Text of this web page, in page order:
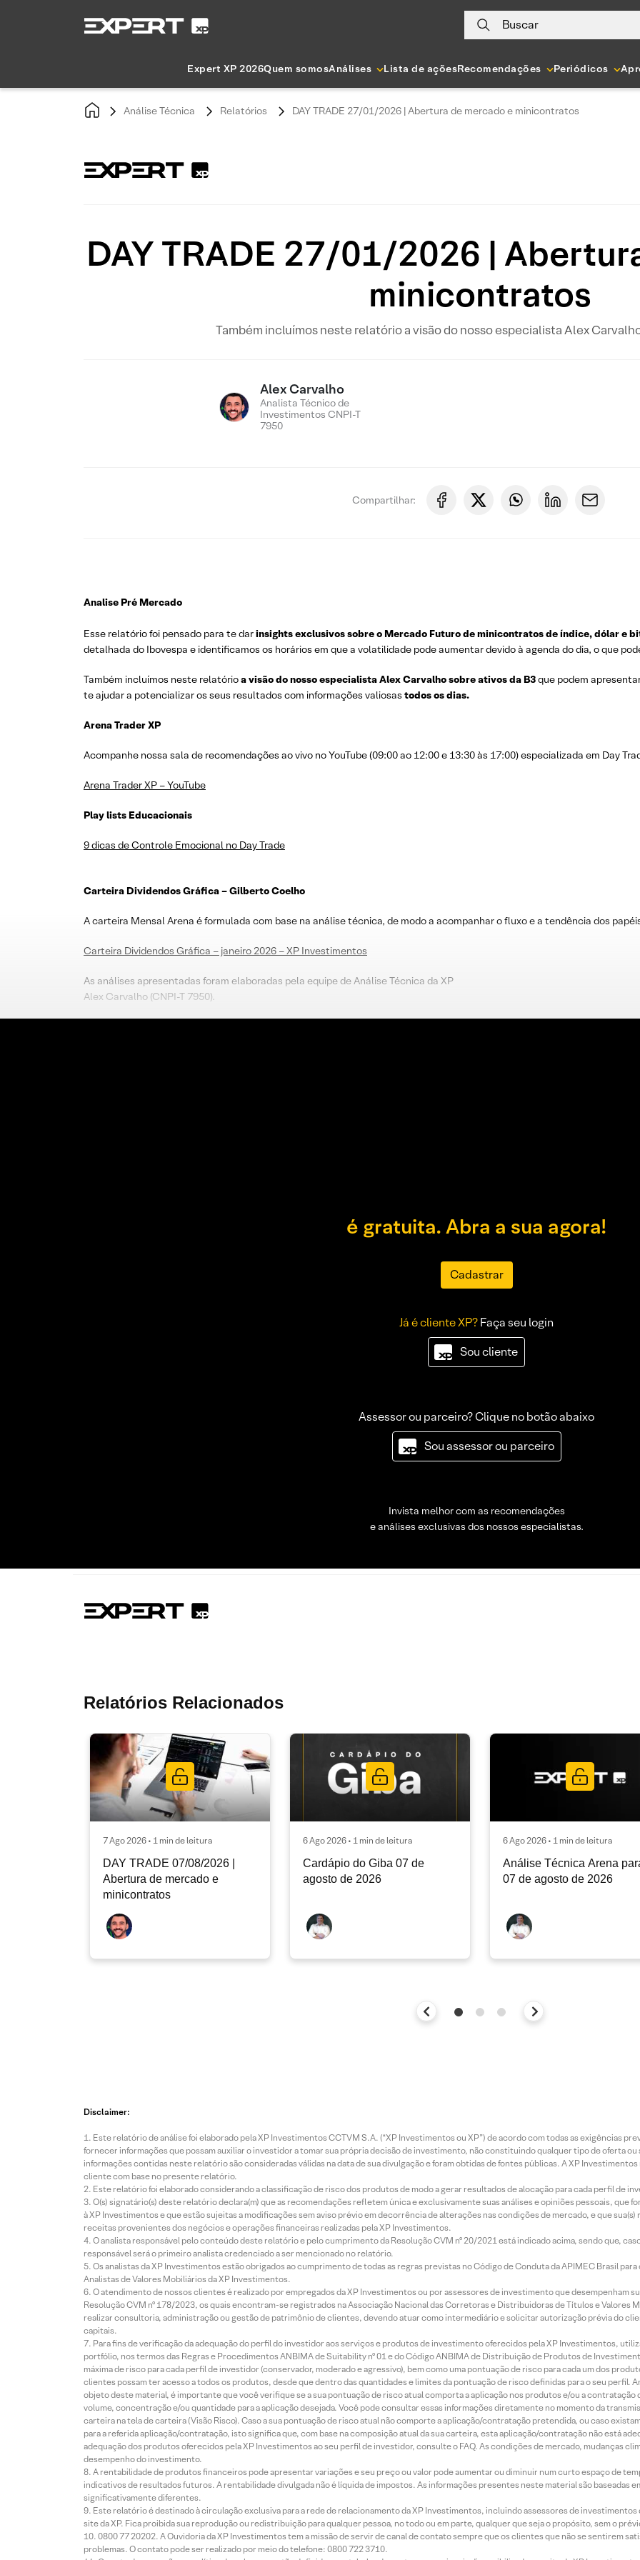
Buscar
Expert XP 2026Quem somosAnálises Lista de açõesRecomendações Periódicos
Análise Técnica Relatórios DAY TRADE 27/01/2026 | Abertura de mercado e minicontratos
DAY TRADE 27/01/2026 |
minicontratos
Também incluímos neste relatório a visão do nosso especialista Alex
Alex Carvalho
Analista Técnico de
Investimentos CNPI-T
7950
Compartilhar:
Analise Pré Mercado
Esse relatório foi pensado para te darinsights exclusivos sobre o Mercado Futuro de minicontratos de índice, dólar e
detalhada do Ibovespa e identificamos os horários em que a volatilidade pode aumentar devido à agenda do dia, o que
Também incluímos neste relatórioa visão do nosso especialista Alex Carvalho sobre ativos da B3que podem
te ajudar a potencializar os seus resultados com informações valiosas todos os dias.
Arena Trader XP
Acompanhe nossa sala de recomendações ao vivo no YouTube (09:00 ao 12:00 e 13:30 às 17:00) especializada em Day
Arena Trader XP – YouTube
Play lists Educacionais
9 dicas de Controle Emocional no Day Trade
Carteira Dividendos Gráfica – Gilberto Coelho
A carteira Mensal Arena é formulada com base na análise técnica, de modo a acompanhar o fluxo e a tendência dos
Carteira Dividendos Gráfica – janeiro 2026 – XP Investimentos
As análises apresentadas foram elaboradas pela equipe de Análise Técnica da XP
Alex Carvalho (CNPI-T 7950).
é gratuita. Abra a sua agora!
Cadastrar
Já é cliente XP?Faça seu login
Sou cliente
Assessor ou parceiro? Clique no botão abaixo
Sou assessor ou parceiro
Invista melhor com as recomendações
e análises exclusivas dos nossos especialistas.
Relatórios Relacionados
7 Ago 2026 • 1 min de leitura
DAY TRADE 07/08/2026 |
Abertura de mercado e
minicontratos
6 Ago 2026 • 1 min de leitura
Cardápio do Giba 07 de
agosto de 2026
6 Ago 2026 • 1 min de leitura
Análise Técnica Arena
07 de agosto de 2026
Disclaimer:
Este relatório de análise foi elaborado pela XP Investimentos CCTVM S.A. (“XP Investimentos ou XP”) de acordo com todas as exigências
fornecer informações que possam auxiliar o investidor a tomar sua própria decisão de investimento, não constituindo qualquer tipo de oferta
informações contidas neste relatório são consideradas válidas na data de sua divulgação e foram obtidas de fontes públicas. A XP
cliente com base no presente relatório.
Este relatório foi elaborado considerando a classificação de risco dos produtos de modo a gerar resultados de alocação para cada perfil de
O(s) signatário(s) deste relatório declara(m) que as recomendações refletem única e exclusivamente suas análises e opiniões pessoais, que
à XP Investimentos e que estão sujeitas a modificações sem aviso prévio em decorrência de alterações nas condições de mercado, e que
receitas provenientes dos negócios e operações financeiras realizadas pela XP Investimentos.
O analista responsável pelo conteúdo deste relatório e pelo cumprimento da Resolução CVM nº 20/2021 está indicado acima, sendo que,
responsável será o primeiro analista credenciado a ser mencionado no relatório.
Os analistas da XP Investimentos estão obrigados ao cumprimento de todas as regras previstas no Código de Conduta da APIMEC Brasil
Analistas de Valores Mobiliários da XP Investimentos.
O atendimento de nossos clientes é realizado por empregados da XP Investimentos ou por assessores de investimento que desempenham
Resolução CVM nº 178/2023, os quais encontram-se registrados na Associação Nacional das Corretoras e Distribuidoras de Títulos e Valores
realizar consultoria, administração ou gestão de patrimônio de clientes, devendo atuar como intermediário e solicitar autorização prévia do
capitais.
Para fins de verificação da adequação do perfil do investidor aos serviços e produtos de investimento oferecidos pela XP Investimentos,
portfólio, nos termos das Regras e Procedimentos ANBIMA de Suitability nº 01 e do Código ANBIMA de Distribuição de Produtos de
máxima de risco para cada perfil de investidor (conservador, moderado e agressivo), bem como uma pontuação de risco para cada um dos
clientes possam ter acesso a todos os produtos, desde que dentro das quantidades e limites da pontuação de risco definidas para o seu perfil.
objeto deste material, é importante que você verifique se a sua pontuação de risco atual comporta a aplicação nos produtos e/ou a contratação
volume, concentração e/ou quantidade para a aplicação desejada. Você pode consultar essas informações diretamente no momento da
carteira na tela de carteira (Visão Risco). Caso a sua pontuação de risco atual não comporte a aplicação/contratação pretendida, ou caso
para a referida aplicação/contratação, isto significa que, com base na composição atual da sua carteira, esta aplicação/contratação não está
adequação dos produtos oferecidos pela XP Investimentos ao seu perfil de investidor, consulte o FAQ. As condições de mercado, mudanças
desempenho do investimento.
A rentabilidade de produtos financeiros pode apresentar variações e seu preço ou valor pode aumentar ou diminuir num curto espaço de
indicativos de resultados futuros. A rentabilidade divulgada não é líquida de impostos. As informações presentes neste material são baseadas
significativamente diferentes.
Este relatório é destinado à circulação exclusiva para a rede de relacionamento da XP Investimentos, incluindo assessores de investimentos
site da XP. Fica proibida sua reprodução ou redistribuição para qualquer pessoa, no todo ou em parte, qualquer que seja o propósito, sem o
0800 77 20202. A Ouvidoria da XP Investimentos tem a missão de servir de canal de contato sempre que os clientes que não se sentirem
problemas. O contato pode ser realizado por meio do telefone: 0800 722 3710.